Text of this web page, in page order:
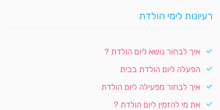
רעיונות לימי הולדת
איך לבחור נושא ליום הולדת ?
הפעלה ליום הולדת בבית
איך לבחור מפעילה ליום הולדת
את מי להזמין ליום הולדת ?